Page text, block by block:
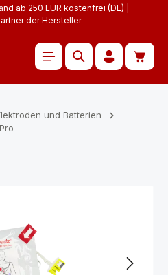
ab 250 EUR kostenfrei (DE) |
der Hersteller
und Batterien